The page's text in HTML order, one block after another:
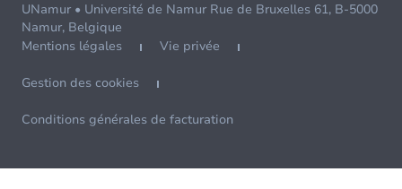
UNamur • Université de Namur Rue de Bruxelles 61, B-5000
Namur, Belgique
Mentions légales
Vie privée
Gestion des cookies
Conditions générales de facturation